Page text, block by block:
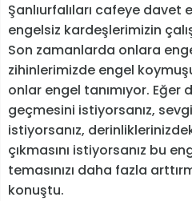
Şanlıurfalıları cafeye davet
engelsiz kardeşlerimizin
Son zamanlarda onlara
zihinlerimizde engel
onlar engel tanımıyor. Eğer
geçmesini istiyorsanız,
istiyorsanız,
çıkmasını istiyorsanız bu
temasınızı daha fazla
konuştu.